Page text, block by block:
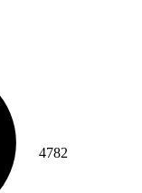
4782